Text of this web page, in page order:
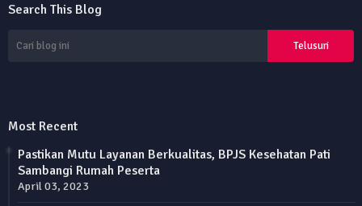
Search This Blog
Most Recent
Pastikan Mutu Layanan Berkualitas, BPJS Kesehatan Pati
Sambangi Rumah Peserta
April 03, 2023